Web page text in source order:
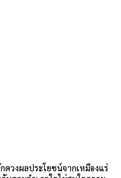
ตวงผลประโยชน์จากเหมืองแร่